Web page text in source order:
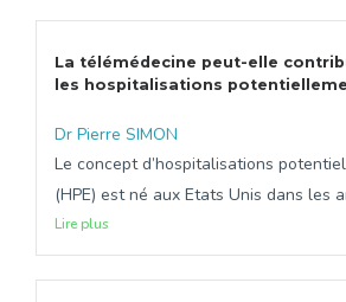
La télémédecine peut-elle
les hospitalisations
Dr Pierre SIMON
Le concept d’hospitalisations
(HPE) est né aux Etats Unis dans les
Lire plus